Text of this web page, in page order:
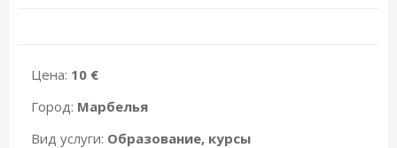
Цена: 10 €
Город: Марбелья
Вид услуги: Образование, курсы